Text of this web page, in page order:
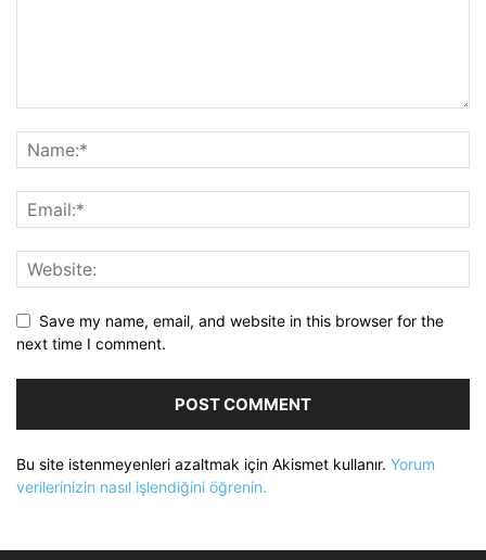
Save my name, email, and website in this browser for the
next time I comment.
Bu site istenmeyenleri azaltmak için Akismet kullanır. Yorum
verilerinizin nasıl işlendiğini öğrenin.